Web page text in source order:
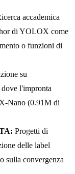
accademica
di YOLOX come
o funzioni di
su
l'impronta
Nano (0.91M di
Progetti di
delle label
sulla convergenza